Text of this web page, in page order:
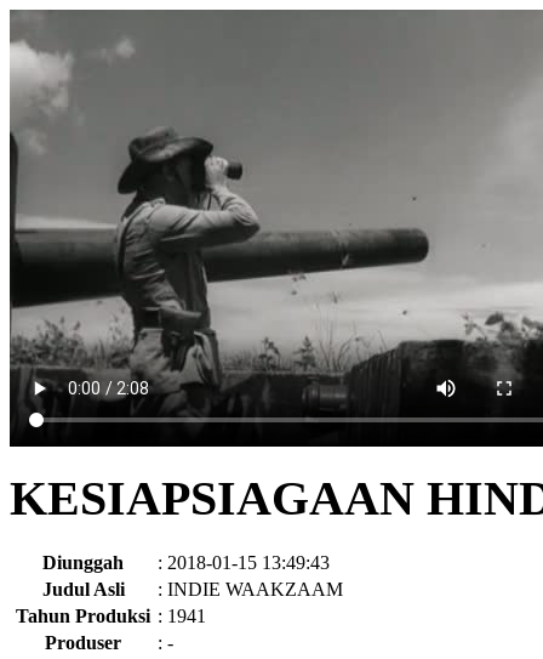
KESIAPSIAGAAN
Diunggah : 2018-01-15 13:49:43
Judul Asli
: INDIE WAAKZAAM
Tahun Produksi : 1941
Produser
: -